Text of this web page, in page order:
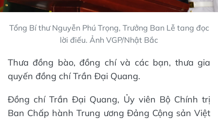
Tổng Bí thư Nguyễn Phú Trọng, Trưởng Ban Lễ tang đọc
lời điếu. Ảnh VGP/Nhật Bắc
Thưa đồng bào, đồng chí và các bạn, thưa gia
quyến đồng chí Trần Đại Quang.
Đồng chí Trần Đại Quang, Ủy viên Bộ Chính trị
Ban Chấp hành Trung ương Đảng Cộng sản Việt